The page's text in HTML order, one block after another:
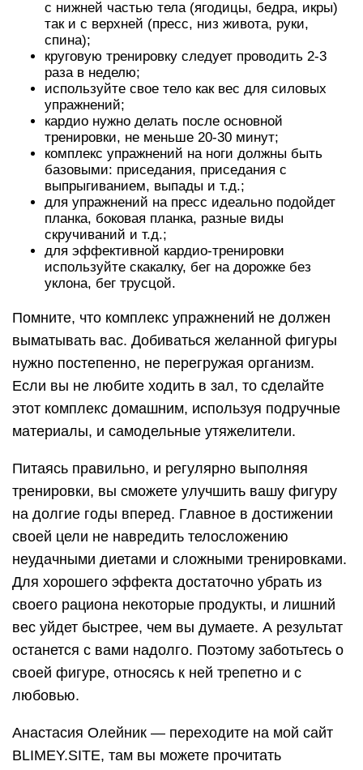
с нижней частью тела (ягодицы, бедра, икры)
так и с верхней (пресс, низ живота, руки,
спина);
круговую тренировку следует проводить 2-3
раза в неделю;
используйте свое тело как вес для силовых
упражнений;
кардио нужно делать после основной
тренировки, не меньше 20-30 минут;
комплекс упражнений на ноги должны быть
базовыми: приседания, приседания с
выпрыгиванием, выпады и т.д.;
для упражнений на пресс идеально подойдет
планка, боковая планка, разные виды
скручиваний и т.д.;
для эффективной кардио-тренировки
используйте скакалку, бег на дорожке без
уклона, бег трусцой.
Помните, что комплекс упражнений не должен
выматывать вас. Добиваться желанной фигуры
нужно постепенно, не перегружая организм.
Если вы не любите ходить в зал, то сделайте
этот комплекс домашним, используя подручные
материалы, и самодельные утяжелители.
Питаясь правильно, и регулярно выполняя
тренировки, вы сможете улучшить вашу фигуру
на долгие годы вперед. Главное в достижении
своей цели не навредить телосложению
неудачными диетами и сложными тренировками.
Для хорошего эффекта достаточно убрать из
своего рациона некоторые продукты, и лишний
вес уйдет быстрее, чем вы думаете. А результат
останется с вами надолго. Поэтому заботьтесь о
своей фигуре, относясь к ней трепетно и с
любовью.
Анастасия Олейник — переходите на мой сайт
BLIMEY.SITE, там вы можете прочитать